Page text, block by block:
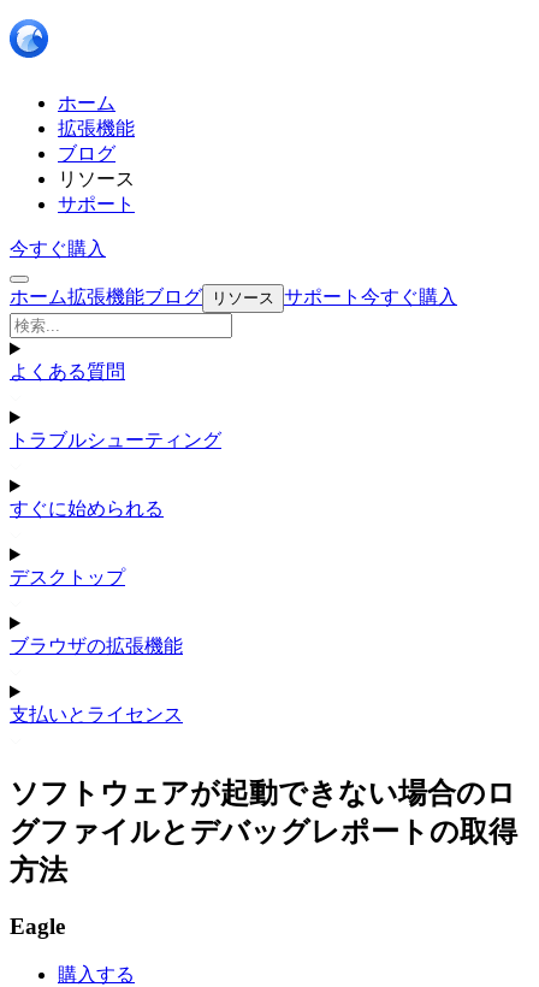
ホーム
拡張機能
ブログ
リソース
サポート
今すぐ購入
ホーム拡張機能ブログ リソース サポート 今すぐ購入
よくある質問
トラブルシューティング
すぐに始められる
デスクトップ
ブラウザの拡張機能
支払いとライセンス
ソフトウェアが起動できない場合のロ
グファイルとデバッグレポートの取得
方法
Eagle
購入する